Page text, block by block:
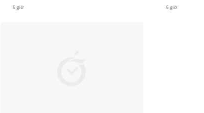
5 giờ 5 giờ